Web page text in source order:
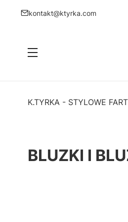
kontakt@ktyrka.com
Menu
K.TYRKA - STYLOWE
BLUZKI I